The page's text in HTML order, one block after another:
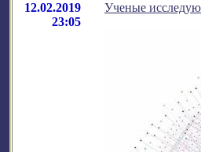
12.02.2019
23:05
Ученые